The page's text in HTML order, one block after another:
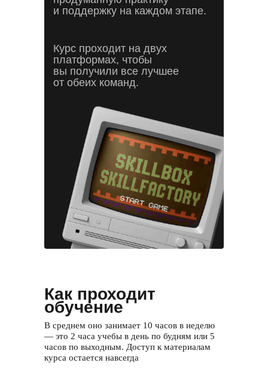
и поддержку на каждом этапе.
Курс проходит на двух
платформах, чтобы
вы получили все лучшее
от обеих команд.
Как проходит
обучение
В среднем оно занимает 10 часов в неделю
— это 2 часа учебы в день по будням или 5
часов по выходным. Доступ к материалам
курса остается навсегда